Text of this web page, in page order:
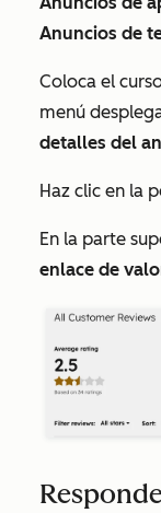
Anuncios de
Coloca el
menú
detalles del
Haz clic en la
En la parte
enlace de